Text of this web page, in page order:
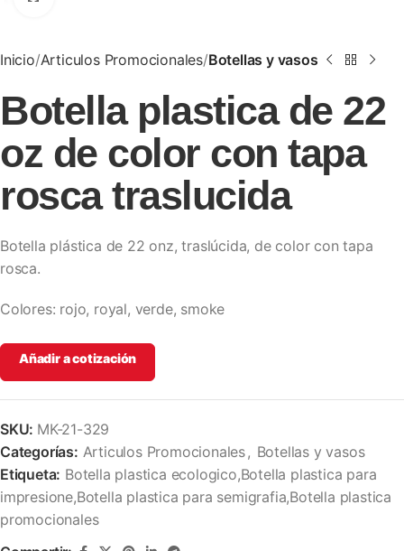
Inicio Articulos Promocionales Botellas y vasos
Botella plastica de 22
oz de color con tapa
rosca traslucida
Botella plástica de 22 onz, traslúcida, de color con tapa
rosca.
Colores: rojo, royal, verde, smoke
Añadir a cotización
SKU: MK-21-329
Categorías: Articulos Promocionales, Botellas y vasos
Etiqueta: Botella plastica ecologico,Botella plastica para
impresione,Botella plastica para semigrafia,Botella plastica
promocionales